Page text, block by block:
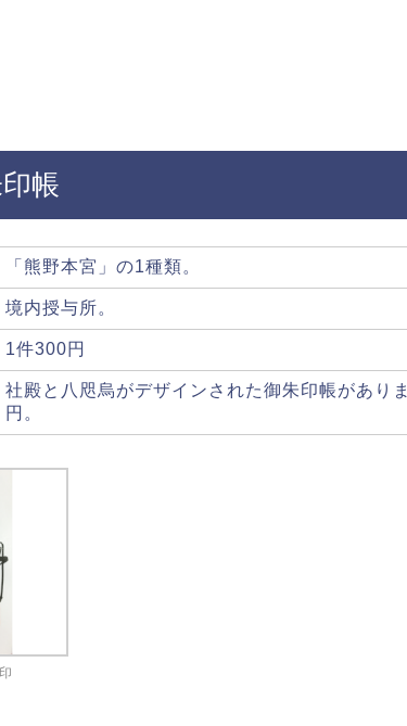
帳
「熊野本宮」の1種類。
境内授与所。
1件300円
社殿と八咫烏がデザインされた御朱印帳があり
円。